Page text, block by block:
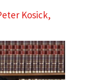
Kosick,